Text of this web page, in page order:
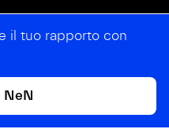
il tuo rapporto con
NeN